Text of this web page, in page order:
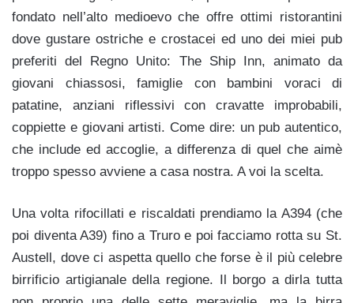
fondato nell’alto medioevo che offre ottimi ristorantini
dove gustare ostriche e crostacei ed uno dei miei pub
preferiti del Regno Unito: The Ship Inn, animato da
giovani chiassosi, famiglie con bambini voraci di
patatine, anziani riflessivi con cravatte improbabili,
coppiette e giovani artisti. Come dire: un pub autentico,
che include ed accoglie, a differenza di quel che aimè
troppo spesso avviene a casa nostra. A voi la scelta.
Una volta rifocillati e riscaldati prendiamo la A394 (che
poi diventa A39) fino a Truro e poi facciamo rotta su St.
Austell, dove ci aspetta quello che forse è il più celebre
birrificio artigianale della regione. Il borgo a dirla tutta